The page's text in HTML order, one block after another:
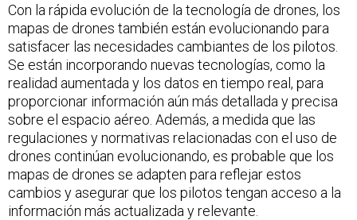
Con la rápida evolución de la tecnología de drones, los
mapas de drones también están evolucionando para
satisfacer las necesidades cambiantes de los pilotos.
Se están incorporando nuevas tecnologías, como la
realidad aumentada y los datos en tiempo real, para
proporcionar información aún más detallada y precisa
sobre el espacio aéreo. Además, a medida que las
regulaciones y normativas relacionadas con el uso de
drones continúan evolucionando, es probable que los
mapas de drones se adapten para reflejar estos
cambios y asegurar que los pilotos tengan acceso a la
información más actualizada y relevante.